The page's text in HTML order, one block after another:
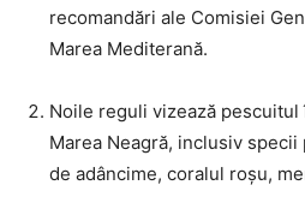
recomandări ale Comisiei
Marea Mediterană.
Noile reguli vizează pescuitul
Marea Neagră, inclusiv
de adâncime, coralul roșu,